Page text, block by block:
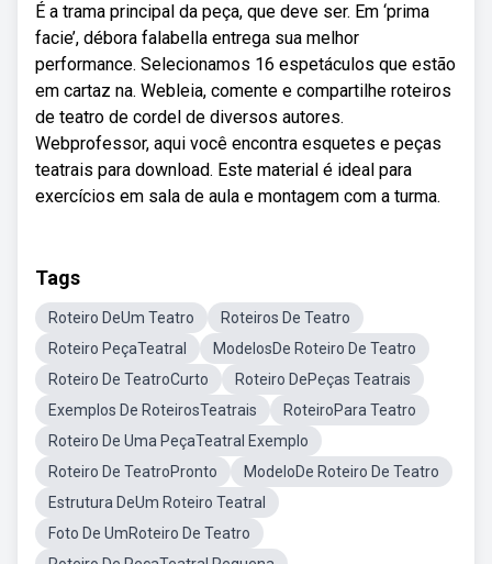
É a trama principal da peça, que deve ser. Em ‘prima
facie’, débora falabella entrega sua melhor
performance. Selecionamos 16 espetáculos que estão
em cartaz na. Webleia, comente e compartilhe roteiros
de teatro de cordel de diversos autores.
Webprofessor, aqui você encontra esquetes e peças
teatrais para download. Este material é ideal para
exercícios em sala de aula e montagem com a turma.
Tags
Roteiro DeUm Teatro
Roteiros De Teatro
Roteiro PeçaTeatral
ModelosDe Roteiro De Teatro
Roteiro De TeatroCurto
Roteiro DePeças Teatrais
Exemplos De RoteirosTeatrais
RoteiroPara Teatro
Roteiro De Uma PeçaTeatral Exemplo
Roteiro De TeatroPronto
ModeloDe Roteiro De Teatro
Estrutura DeUm Roteiro Teatral
Foto De UmRoteiro De Teatro